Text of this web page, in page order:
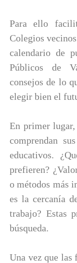
Para ello
Colegios
calendario de
Públicos de
consejos de lo
elegir bien el
En primer
comprendan
educativos.
prefieren?
o métodos más
es la cercanía
trabajo? Estas
búsqueda.
Una vez que las